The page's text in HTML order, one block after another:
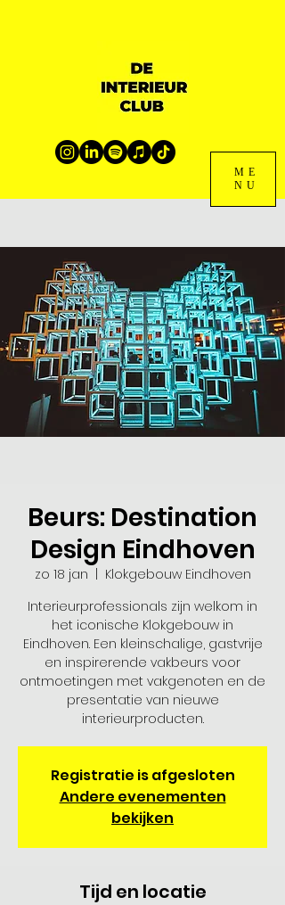
ME
NU
Beurs: Destination
Design Eindhoven
zo 18 jan
Klokgebouw Eindhoven
Interieurprofessionals zijn welkom in
het iconische Klokgebouw in
Eindhoven. Een kleinschalige, gastvrije
en inspirerende vakbeurs voor
ontmoetingen met vakgenoten en de
presentatie van nieuwe
interieurproducten.
Registratie is afgesloten
Andere evenementen
bekijken
Tijd en locatie